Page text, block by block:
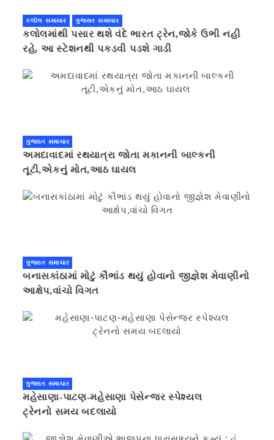
કલોલ સમાચાર ગુજરાત સમાચાર
કલોલમાંથી પસાર થશે વંદે ભારત ટ્રેન,જોકે ઉભી નહી
રહે, આ સ્ટેશનથી પકડવી પડશે ગાડી
ગુજરાત સમાચાર
અમદાવાદમાં રથયાત્રા જોતા મકાનની બાલ્કની
તૂટી,એકનું મોત,આઠ ઘાયલ
ગુજરાત સમાચાર
બનાસકાંઠામાં મોટું કૌભાંડ થયું હોવાનો જીજ્ઞેશ મેવાણીનો
આક્ષેપ,વાંચો વિગત
ગુજરાત સમાચાર
મહેસાણા-પાટણ-મહેસાણા પેસેન્જર સ્પેશ્યલ
ટ્રેનનો સમય બદલાયો